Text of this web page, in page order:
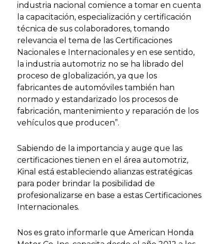
industria nacional comience a tomar en cuenta
la capacitación, especialización y certificación
técnica de sus colaboradores, tomando
relevancia el tema de las Certificaciones
Nacionales e Internacionales y en ese sentido,
la industria automotriz no se ha librado del
proceso de globalización, ya que los
fabricantes de automóviles también han
normado y estandarizado los procesos de
fabricación, mantenimiento y reparación de los
vehículos que producen”.
Sabiendo de la importancia y auge que las
certificaciones tienen en el área automotriz,
Kinal está estableciendo alianzas estratégicas
para poder brindar la posibilidad de
profesionalizarse en base a estas Certificaciones
Internacionales.
Nos es grato informarle que American Honda